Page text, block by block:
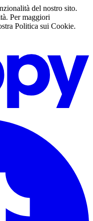
del nostro sito.
Per maggiori
Politica sui Cookie.